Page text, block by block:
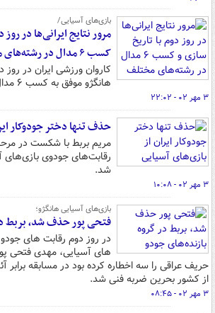
بازی‌های آسیایی/
مرور نتایج ایرانی‌ها در
کسب ۶ مدال در رشته‌های مختلف
کاروان ورزشی ایران در
هانگژو موفق به کسب ۶ مدال شد.
۳ مهر ۰۲ - ۲۲:۰۲
حذف تنها دختر جودوکار
مریم بربط با شکست در
رقابت‌های جودوی
شد.
۳ مهر ۰۲ - ۱۰:۰۸
بازی‌های آسیایی هانگژو؛
فتحی پور حذف شد، بربط
در روز دوم رقابت های
های آسیایی، مهدی فتحی
حریف عراقی را سه اخطاره کرده بود در مسابقه
از کشور بحرین ضربه فنی شد.
۳ مهر ۰۲ - ۰۸:۴۵